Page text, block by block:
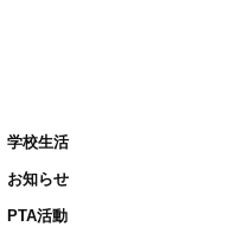
学校生活
お知らせ
PTA活動